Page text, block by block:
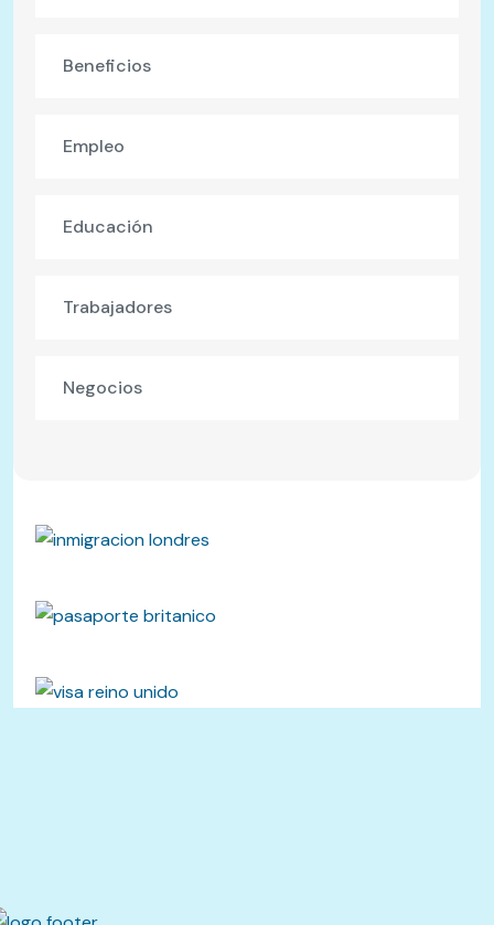
Beneficios
Empleo
Educación
Trabajadores
Negocios